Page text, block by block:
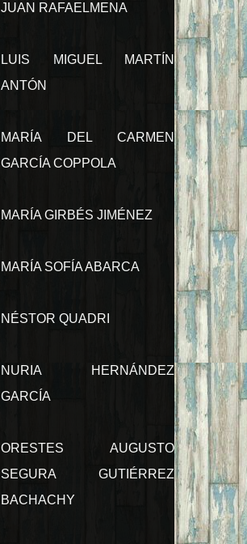
JUAN RAFAELMENA
LUIS MIGUEL MARTÍN
ANTÓN
MARÍA DEL CARMEN
GARCÍA COPPOLA
MARÍA GIRBÉS JIMÉNEZ
MARÍA SOFÍA ABARCA
NÉSTOR QUADRI
NURIA HERNÁNDEZ
GARCÍA
ORESTES AUGUSTO
SEGURA GUTIÉRREZ
BACHACHY